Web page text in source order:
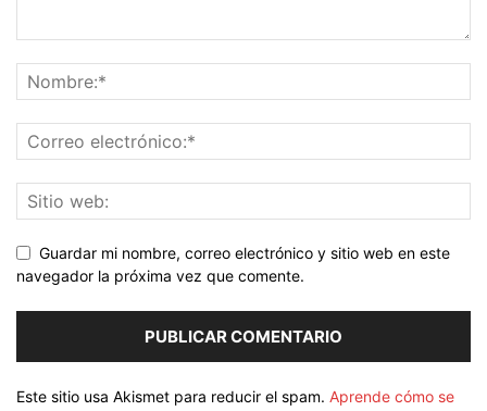
Guardar mi nombre, correo electrónico y sitio web en este
navegador la próxima vez que comente.
Este sitio usa Akismet para reducir el spam. Aprende cómo se